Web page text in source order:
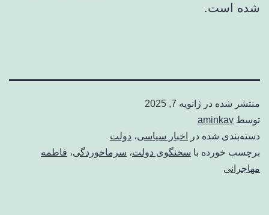
شده است.
منتشر شده در ژانویه 7, 2025
توسط aminkav
دسته‌بندی شده در
اخبار سیاسی، دولت
برچسب خورده با سخنگوی دولت، سرماخوردگی، فاطمه
مهاجرانی